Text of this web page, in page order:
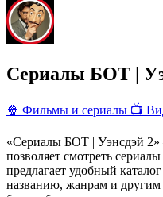
Сериалы БОТ |
🍿 Фильмы и сериалы 📺
«Сериалы БОТ | Уэнсдэй 2»
позволяет смотреть
предлагает удобный
названию, жанрам и